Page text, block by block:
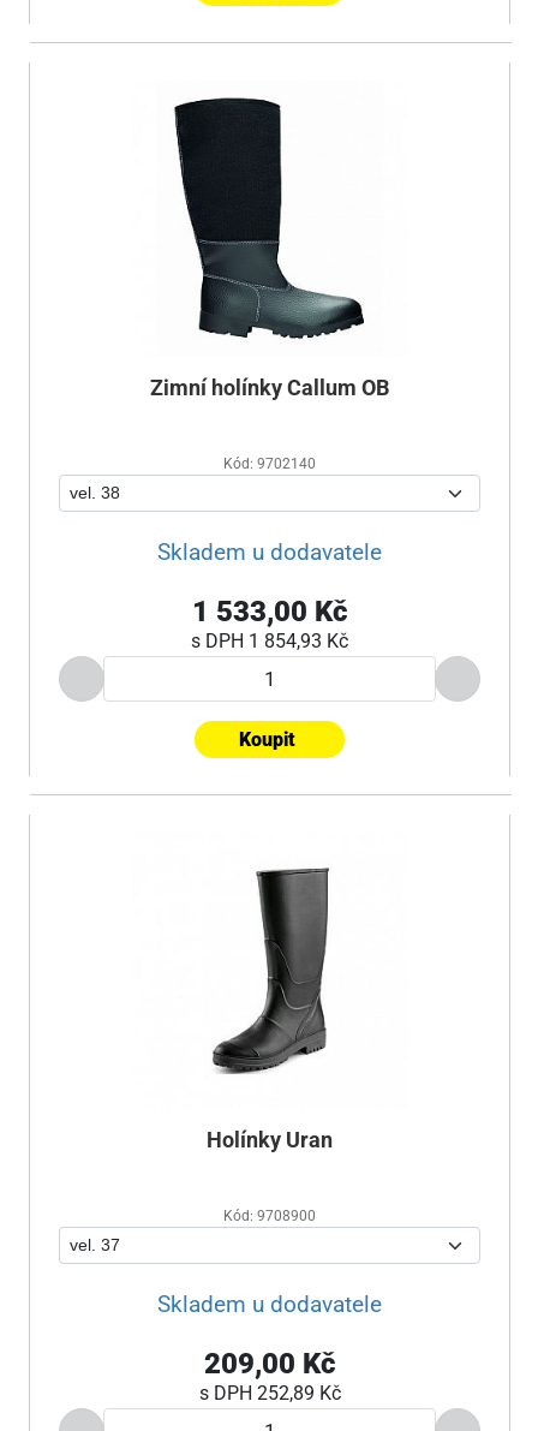
Zimní holínky Callum OB
Kód: 9702140
Skladem u dodavatele
1 533,00 Kč
s DPH 1 854,93 Kč
Koupit
Holínky Uran
Kód: 9708900
Skladem u dodavatele
209,00 Kč
s DPH 252,89 Kč